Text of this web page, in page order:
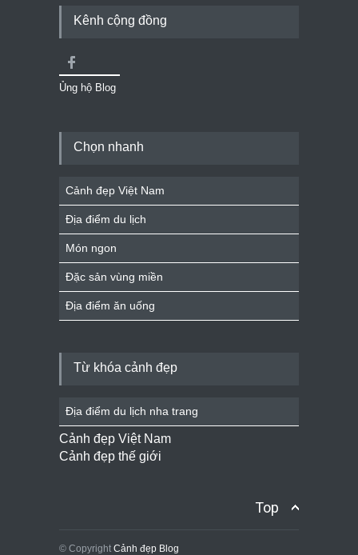
Kênh cộng đồng
Ủng hộ Blog
Chọn nhanh
Cảnh đẹp Việt Nam
Địa điểm du lịch
Món ngon
Đặc sản vùng miền
Địa điểm ăn uống
Từ khóa cảnh đẹp
Địa điểm du lịch nha trang
Cảnh đẹp Việt Nam
Cảnh đẹp thế giới
Top
© Copyright Cảnh đẹp Blog